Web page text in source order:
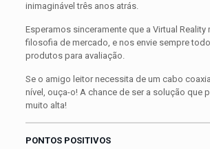
inimaginável três anos atrás.
Esperamos sinceramente que a Virtual Reality
filosofia de mercado, e nos envie sempre
produtos para avaliação.
Se o amigo leitor necessita de um cabo
nível, ouça-o! A chance de ser a solução que
muito alta!
PONTOS POSITIVOS